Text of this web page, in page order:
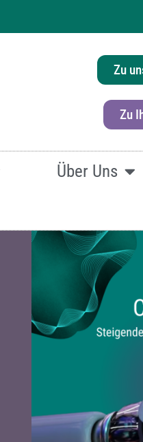
Zu
Zu
Über Uns
hier klicken.